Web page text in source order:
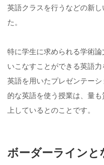
英語クラスを行うなどの新
た。
特に学生に求められる学術
いこなすことができる英語力
英語を用いたプレゼンテー
的な英語を使う授業は、量
上しているとのことです。
ボーダーライン